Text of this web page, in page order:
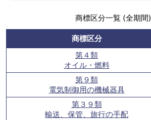
商標区分一覧 (全期間)
商標区分
第４類
オイル・燃料
第９類
電気制御用の機械器具
第３９類
輸送、保管、旅行の手配